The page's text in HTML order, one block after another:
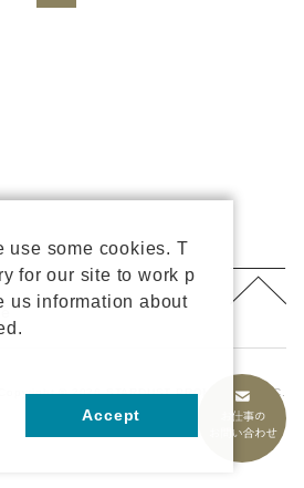
Copyright © 2026 STARDUST PROMOTION, INC.
All rights reserved.
use some cookies. T
for our site to work p
us information about
Accept